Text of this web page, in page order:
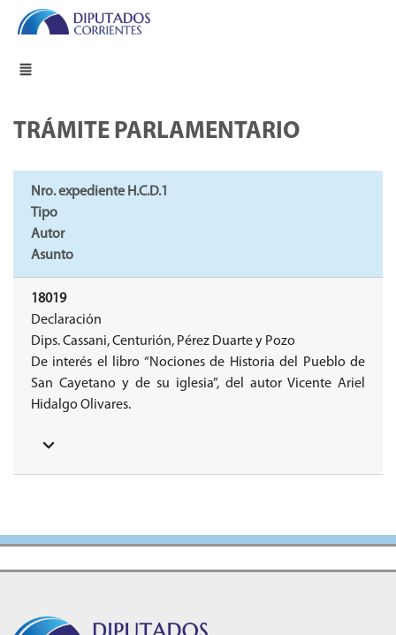
TRÁMITE PARLAMENTARIO
Nro. expediente H.C.D.1
Tipo
Autor
Asunto
18019
Declaración
Dips. Cassani, Centurión, Pérez Duarte y Pozo
De interés el libro “Nociones de Historia del Pueblo de
San Cayetano y de su iglesia”, del autor Vicente Ariel
Hidalgo Olivares.